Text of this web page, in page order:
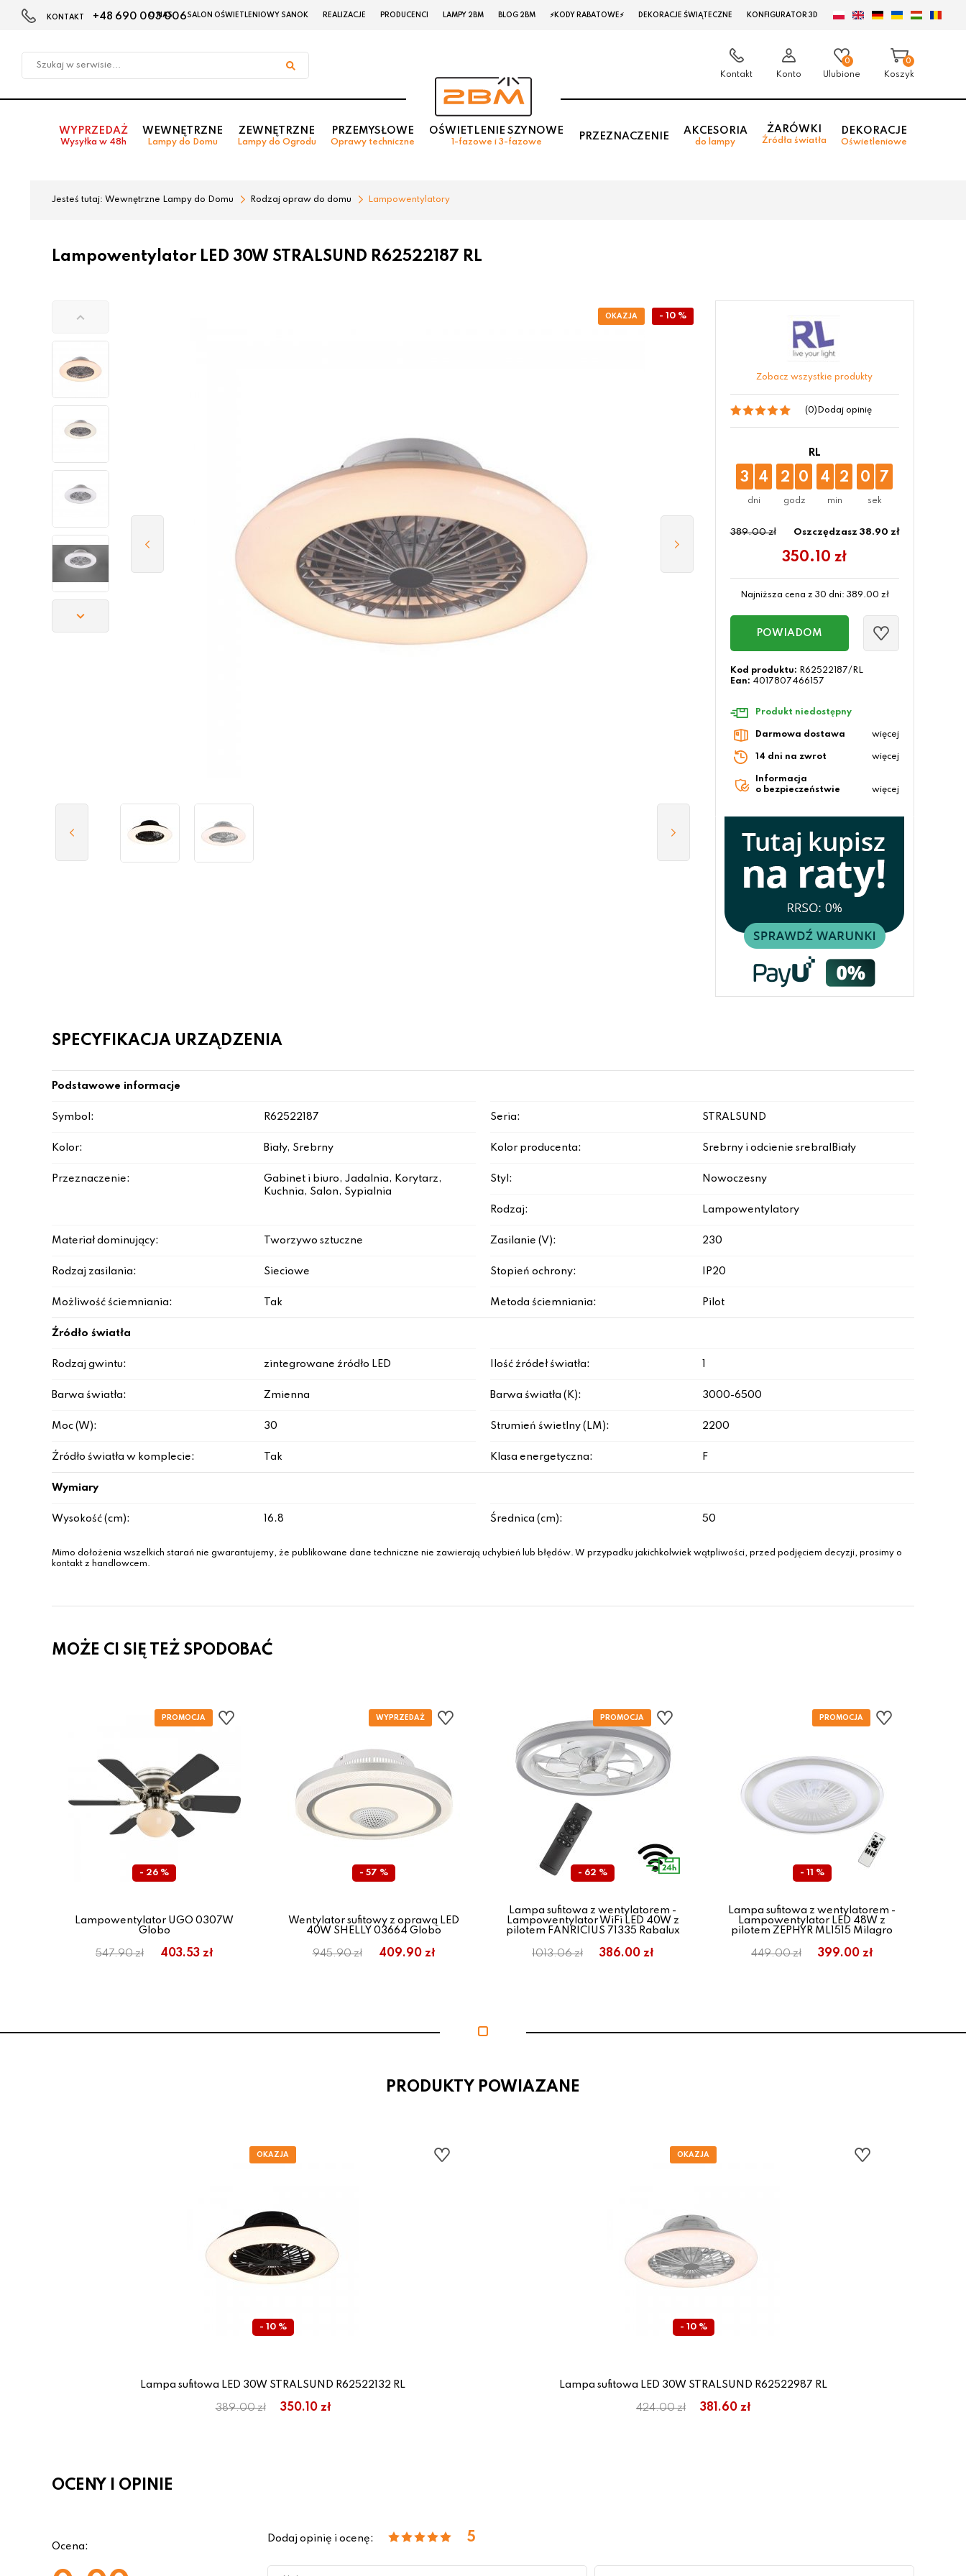
w
KONTAKT +48 690 003 006
O NAS SALON OŚWIETLENIOWY SANOK REALIZACJE PRODUCENCI LAMPY 2BM BLOG 2BM ⚡KODY RABATOWE⚡ DEKORACJE ŚWIĄTECZNE KONFIGURATOR 3D
Kontakt Konto
0
Ulubione
0
Koszyk
WYPRZEDAŻ
Wysyłka w 48h
WEWNĘTRZNE
Lampy do Domu
ZEWNĘTRZNE
Lampy do Ogrodu
PRZEMYSŁOWE
Oprawy techniczne
OŚWIETLENIE SZYNOWE
1-fazowe i 3-fazowe
PRZEZNACZENIE
AKCESORIA
do lampy
ŻARÓWKI
Źródła światła
DEKORACJE
Oświetleniowe
Jesteś tutaj: Wewnętrzne Lampy do Domu Rodzaj opraw do domu Lampowentylatory
Lampowentylator LED 30W STRALSUND R62522187 RL
- 10 %
Zobacz wszystkie produkty
(0) Dodaj opinię
RL
3 4 2 0 4 2 0 6
389.00 zł Oszczędzasz 38.90 zł
350.10 zł
Najniższa cena z 30 dni: 389.00 zł
POWIADOM
Kod produktu: R62522187/RL
Ean: 4017807466157
Produkt niedostępny
Darmowa dostawa więcej
14 dni na zwrot więcej
Informacja
o bezpieczeństwie
więcej
SPECYFIKACJA URZĄDZENIA
Podstawowe informacje
Symbol: R62522187 Seria: STRALSUND
Kolor: Biały, Srebrny Kolor producenta: Srebrny i odcienie srebra|Biały
Przeznaczenie:
Gabinet i biuro, Jadalnia, Korytarz,
Kuchnia, Salon, Sypialnia
Styl: Nowoczesny
Rodzaj: Lampowentylatory
Materiał dominujący: Tworzywo sztuczne Zasilanie (V): 230
Rodzaj zasilania: Sieciowe Stopień ochrony: IP20
Możliwość ściemniania: Tak Metoda ściemniania: Pilot
Źródło światła
Rodzaj gwintu: zintegrowane źródło LED Ilość źródeł światła:
Barwa światła: Zmienna Barwa światła (K): 3000-6500
Moc (W): 30 Strumień świetlny (LM): 2200
Źródło światła w komplecie: Tak Klasa energetyczna: F
Wymiary
Wysokość (cm): 16.8 Średnica (cm): 50
Mimo dołożenia wszelkich starań nie gwarantujemy, że publikowane dane techniczne nie zawierają uchybień lub błędów. W przypadku jakichkolwiek wątpliwości, przed podjęciem decyzji, prosimy o
kontakt z handlowcem.
MOŻE CI SIĘ TEŻ SPODOBAĆ
- 26 %
Lampowentylator UGO 0307W
Globo
547.90 zł 403.53 zł
- 57 %
Wentylator sufitowy z oprawą LED
40W SHELLY 03664 Globo
945.90 zł 409.90 zł
- 62 %
Lampa sufitowa z wentylatorem -
Lampowentylator WiFi LED 40W z
pilotem FANRICIUS 71335 Rabalux
1013.06 zł 386.00 zł
- 11 %
Lampa sufitowa z wentylatorem -
Lampowentylator LED 48W z
pilotem ZEPHYR ML1515 Milagro
449.00 zł 399.00 zł
PRODUKTY POWIAZANE
- 10 %
Lampa sufitowa LED 30W STRALSUND R62522132 RL
389.00 zł 350.10 zł
- 10 %
Lampa sufitowa LED 30W STRALSUND R62522987 RL
424.00 zł 381.60 zł
OCENY I OPINIE
Ocena:
Dodaj opinię i ocenę: 5